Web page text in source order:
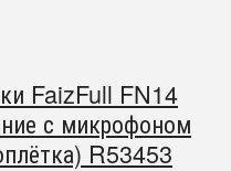
FaizFull FN14
с микрофоном
R53453